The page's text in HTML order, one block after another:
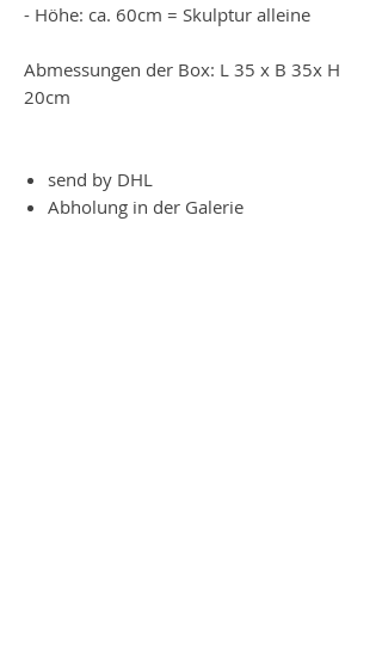
- Höhe: ca. 60cm = Skulptur alleine
Abmessungen der Box: L 35 x B 35x H
20cm
send by DHL
Abholung in der Galerie